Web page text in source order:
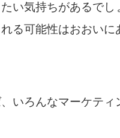
い気持ちがあるでし
る可能性はおおいに
いろんなマーケテ